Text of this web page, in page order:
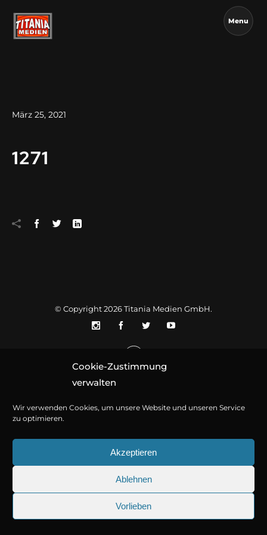
Cookie-Zustimmung
verwalten
Wir verwenden Cookies, um unsere Website und unseren Service
zu optimieren.
Akzeptieren
Ablehnen
Vorlieben
Menu
März 25, 2021
1271
© Copyright 2026Titania Medien GmbH.